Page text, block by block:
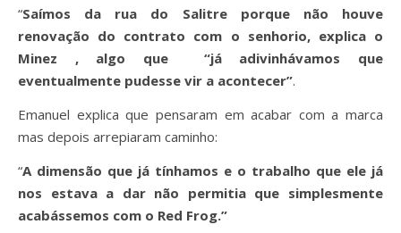
“Saímos da rua do Salitre porque não houve
renovação do contrato com o senhorio, explica o
Minez , algo que “já adivinhávamos que
eventualmente pudesse vir a acontecer”.
Emanuel explica que pensaram em acabar com a marca
mas depois arrepiaram caminho:
“A dimensão que já tínhamos e o trabalho que ele já
nos estava a dar não permitia que simplesmente
acabássemos com o Red Frog.”